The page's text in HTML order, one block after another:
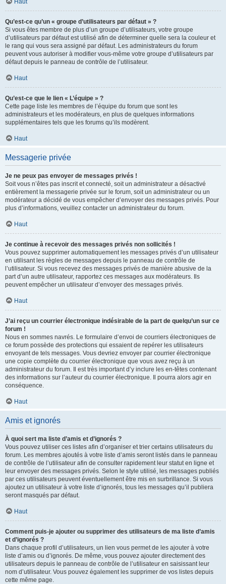
Haut
Qu’est-ce qu’un « groupe d’utilisateurs par défaut » ?
Si vous êtes membre de plus d’un groupe d’utilisateurs, votre groupe
d’utilisateurs par défaut est utilisé afin de déterminer quelle sera la couleur et
le rang qui vous sera assigné par défaut. Les administrateurs du forum
peuvent vous autoriser à modifier vous-même votre groupe d’utilisateurs par
défaut depuis le panneau de contrôle de l’utilisateur.
Haut
Qu’est-ce que le lien « L’équipe » ?
Cette page liste les membres de l’équipe du forum que sont les
administrateurs et les modérateurs, en plus de quelques informations
supplémentaires tels que les forums qu’ils modèrent.
Haut
Messagerie privée
Je ne peux pas envoyer de messages privés !
Soit vous n’êtes pas inscrit et connecté, soit un administrateur a désactivé
entièrement la messagerie privée sur le forum, soit un administrateur ou un
modérateur a décidé de vous empêcher d’envoyer des messages privés. Pour
plus d’informations, veuillez contacter un administrateur du forum.
Haut
Je continue à recevoir des messages privés non sollicités !
Vous pouvez supprimer automatiquement les messages privés d’un utilisateur
en utilisant les règles de messages depuis le panneau de contrôle de
l’utilisateur. Si vous recevez des messages privés de manière abusive de la
part d’un autre utilisateur, rapportez ces messages aux modérateurs. Ils
peuvent empêcher un utilisateur d’envoyer des messages privés.
Haut
J’ai reçu un courrier électronique indésirable de la part de quelqu’un sur ce
forum !
Nous en sommes navrés. Le formulaire d’envoi de courriers électroniques de
ce forum possède des protections qui essaient de repérer les utilisateurs
envoyant de tels messages. Vous devriez envoyer par courrier électronique
une copie complète du courrier électronique que vous avez reçu à un
administrateur du forum. Il est très important d’y inclure les en-têtes contenant
des informations sur l’auteur du courrier électronique. Il pourra alors agir en
conséquence.
Haut
Amis et ignorés
À quoi sert ma liste d’amis et d’ignorés ?
Vous pouvez utiliser ces listes afin d’organiser et trier certains utilisateurs du
forum. Les membres ajoutés à votre liste d’amis seront listés dans le panneau
de contrôle de l’utilisateur afin de consulter rapidement leur statut en ligne et
leur envoyer des messages privés. Selon le style utilisé, les messages publiés
par ces utilisateurs peuvent éventuellement être mis en surbrillance. Si vous
ajoutez un utilisateur à votre liste d’ignorés, tous les messages qu’il publiera
seront masqués par défaut.
Haut
Comment puis-je ajouter ou supprimer des utilisateurs de ma liste d’amis
et d’ignorés ?
Dans chaque profil d’utilisateurs, un lien vous permet de les ajouter à votre
liste d’amis ou d’ignorés. De même, vous pouvez ajouter directement des
utilisateurs depuis le panneau de contrôle de l’utilisateur en saisissant leur
nom d’utilisateur. Vous pouvez également les supprimer de vos listes depuis
cette même page.